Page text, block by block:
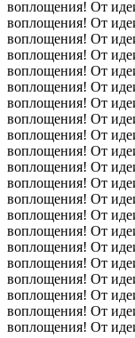
воплощения! От
воплощения! От
воплощения! От
воплощения! От
воплощения! От
воплощения! От
воплощения! От
воплощения! От
воплощения! От
воплощения! От
воплощения! От
воплощения! От
воплощения! От
воплощения! От
воплощения! От
воплощения! От
воплощения! От
воплощения! От
воплощения! От
воплощения! От
воплощения! От